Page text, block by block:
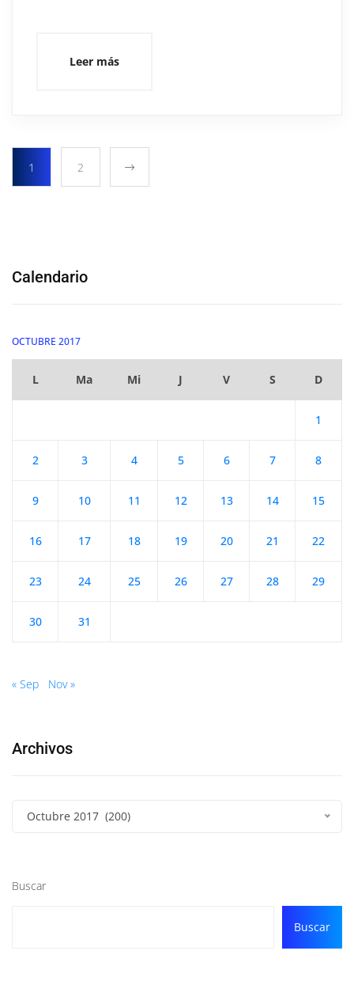
Leer más
1 2
Calendario
OCTUBRE 2017
L Ma Mi J V S D
1
2 3 4 5 6 7 8
9 10 11 12 13 14 15
16 17 18 19 20 21 22
23 24 25 26 27 28 29
30 31
« Sep Nov »
Archivos
Octubre 2017 (200)
Buscar
Buscar